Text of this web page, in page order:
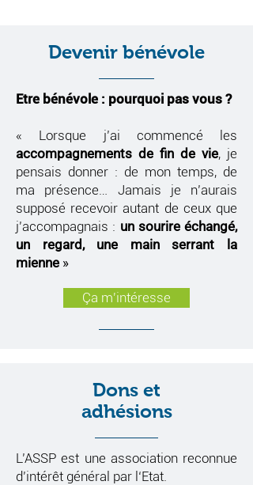
Devenir bénévole
Etre bénévole : pourquoi pas vous ?
« Lorsque j’ai commencé les
accompagnements de fin de vie, je
pensais donner : de mon temps, de
ma présence… Jamais je n’aurais
supposé recevoir autant de ceux que
j’accompagnais : un sourire échangé,
un regard, une main serrant la
mienne »
Ça m'intéresse
Dons et
adhésions
L’ASSP est une association reconnue
d’intérêt général par l‘Etat.